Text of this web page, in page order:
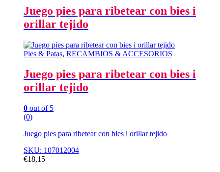
Juego pies para ribetear con bies i
orillar tejido
Pies & Patas, RECAMBIOS & ACCESORIOS
Juego pies para ribetear con bies i
orillar tejido
0 out of 5
(0)
Juego pies para ribetear con bies i orillar tejido
SKU: 107012004
€18,15